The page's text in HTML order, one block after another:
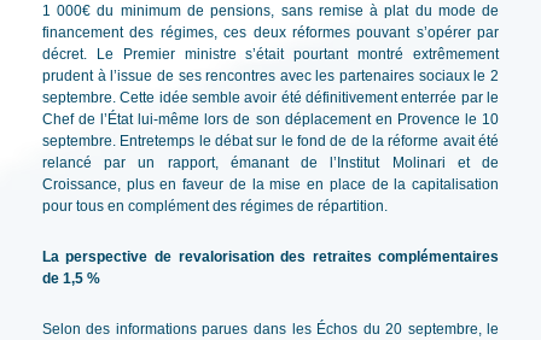
1 000€ du minimum de pensions, sans remise à plat du mode de
financement des régimes, ces deux réformes pouvant s’opérer par
décret. Le Premier ministre s’était pourtant montré extrêmement
prudent à l’issue de ses rencontres avec les partenaires sociaux le 2
septembre. Cette idée semble avoir été définitivement enterrée par le
Chef de l’État lui-même lors de son déplacement en Provence le 10
septembre. Entretemps le débat sur le fond de de la réforme avait été
relancé par un rapport, émanant de l’Institut Molinari et de
Croissance, plus en faveur de la mise en place de la capitalisation
pour tous en complément des régimes de répartition.
La perspective de revalorisation des retraites complémentaires
de 1,5 %
Selon des informations parues dans les Échos du 20 septembre, le